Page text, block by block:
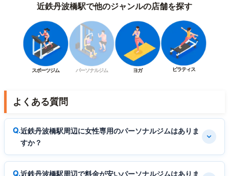
近鉄丹波橋駅で他のジャンルの店舗を探す
スポーツジム パーソナルジム ヨガ ピラティス
よくある質問
近鉄丹波橋駅周辺に女性専用のパーソナルジムはありま
すか？
近鉄丹波橋駅周辺で料金が安いパーソナルジムはありま